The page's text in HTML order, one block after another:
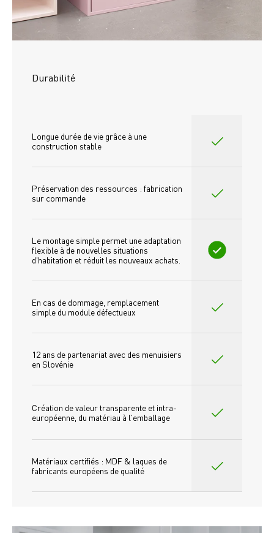
Durabilité
Longue durée de vie grâce à une
construction stable
Préservation des ressources : fabrication
sur commande
Le montage simple permet une adaptation
flexible à de nouvelles situations
d'habitation et réduit les nouveaux achats.
En cas de dommage, remplacement
simple du module défectueux
12 ans de partenariat avec des menuisiers
en Slovénie
Création de valeur transparente et intra-
européenne, du matériau à l'emballage
Matériaux certifiés : MDF & laques de
fabricants européens de qualité